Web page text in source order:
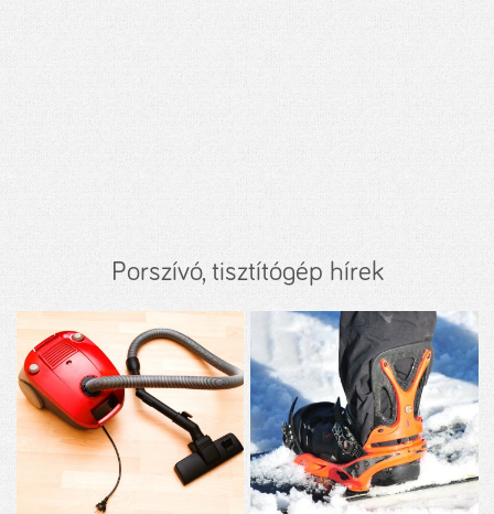
Porszívó, tisztítógép hírek